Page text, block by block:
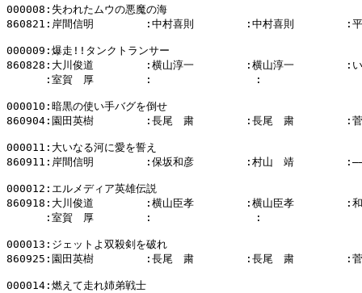
000008:失われたムウの悪魔の海
860821:岸間信明        :中村喜則        :中村喜則        :平
000009:爆走!!タンクトランサー
860828:大川俊道        :横山淳一        :横山淳一        :い
:室賀　厚        :                :
000010:暗黒の使い手バグを倒せ
860904:園田英樹        :長尾　粛        :長尾　粛        :菅
000011:大いなる河に愛を誓え
860911:岸間信明        :保坂和彦        :村山　靖
000012:エルメディア英雄伝説
860918:大川俊道        :横山臣孝        :横山臣孝        :和
:室賀　厚        :                :
000013:ジェットよ双殺剣を破れ
860925:園田英樹        :長尾　粛        :長尾　粛        :菅
000014:燃えて走れ姉弟戦士